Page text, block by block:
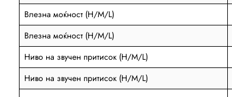
Влезна моќност (H/M/L)
Влезна моќност (H/M/L)
Ниво на звучен притисок (H/M/L)
Ниво на звучен притисок (H/M/L)